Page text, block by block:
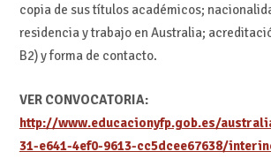
copia de sus títulos académicos;
residencia y trabajo en Australia;
B2) y forma de contacto.
VER CONVOCATORIA:
http://www.educacionyfp.gob.es/
31-e641-4ef0-9613-cc5dcee67638/